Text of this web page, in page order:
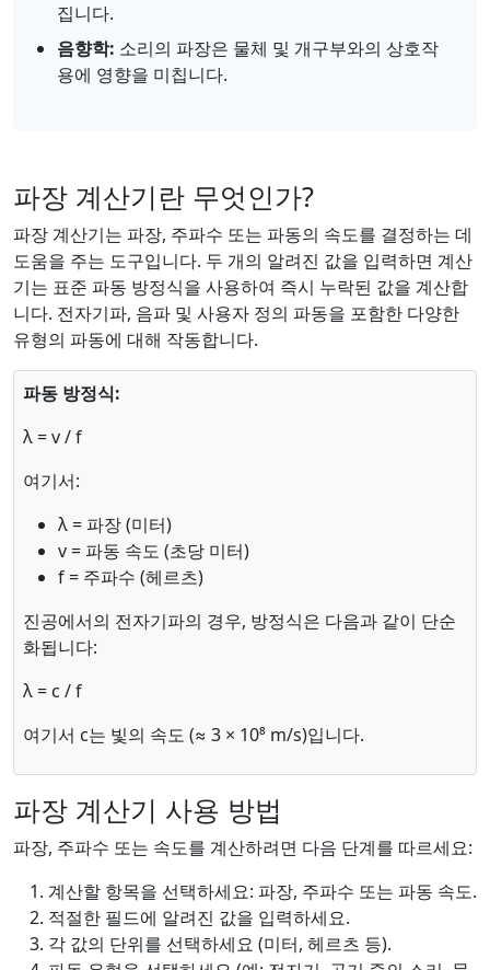
집니다.
음향학: 소리의 파장은 물체 및 개구부와의 상호작
용에 영향을 미칩니다.
파장 계산기란 무엇인가?
파장 계산기는 파장, 주파수 또는 파동의 속도를 결정하는 데
도움을 주는 도구입니다. 두 개의 알려진 값을 입력하면 계산
기는 표준 파동 방정식을 사용하여 즉시 누락된 값을 계산합
니다. 전자기파, 음파 및 사용자 정의 파동을 포함한 다양한
유형의 파동에 대해 작동합니다.
파동 방정식:
λ = v / f
여기서:
λ = 파장 (미터)
v = 파동 속도 (초당 미터)
f = 주파수 (헤르츠)
진공에서의 전자기파의 경우, 방정식은 다음과 같이 단순
화됩니다:
λ = c / f
여기서 c는 빛의 속도 (≈ 3 × 10⁸ m/s)입니다.
파장 계산기 사용 방법
파장, 주파수 또는 속도를 계산하려면 다음 단계를 따르세요:
계산할 항목을 선택하세요: 파장, 주파수 또는 파동 속도.
적절한 필드에 알려진 값을 입력하세요.
각 값의 단위를 선택하세요 (미터, 헤르츠 등).